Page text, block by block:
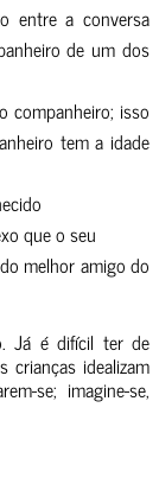
entre a conversa
de um dos
companheiro; isso
tem a idade
que o seu
melhor amigo do
Já é difícil ter de
idealizam
se; imagine-se,